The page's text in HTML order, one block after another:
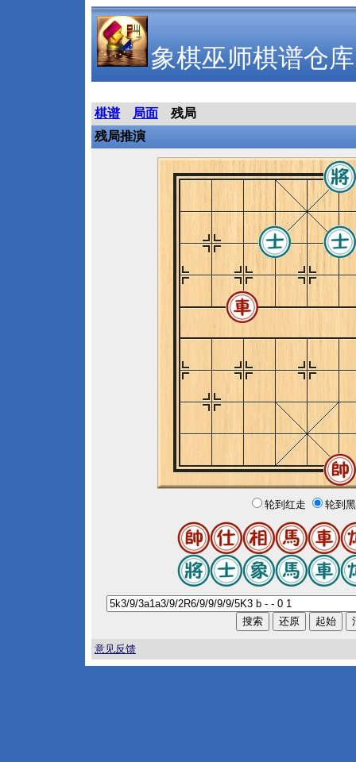
象棋巫师棋谱仓库
棋谱 局面
残局
残局推演
轮到红走 轮到
意见反馈